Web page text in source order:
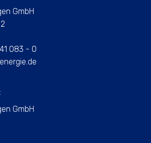
GmbH
083 - 0
GmbH